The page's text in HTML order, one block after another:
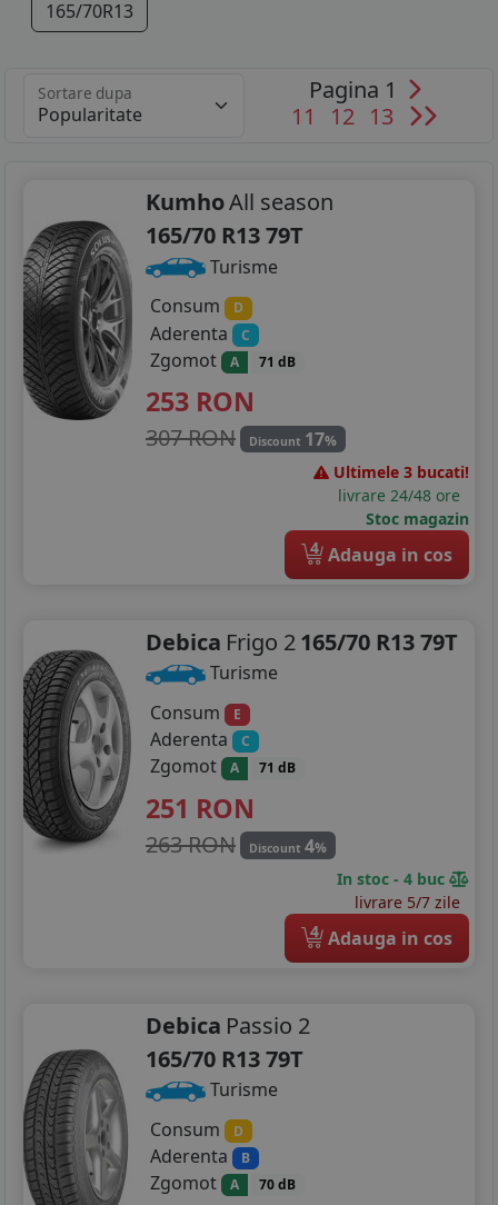
165/70R13
Sortare dupa
Pagina 1
11
12 13
KumhoAll season
165/70 R13 79T
Turisme
Consum
D
Aderenta C
Zgomot A 71 dB
253 RON
307 RON Discount 17%
Ultimele 3 bucati!
livrare 24/48 ore
Stoc magazin
4 Adauga in cos
Debica Frigo 2165/70 R13 79T
Turisme
Consum
E
Aderenta C
Zgomot A 71 dB
251 RON
263 RON Discount 4%
In stoc - 4 buc
livrare 5/7 zile
4 Adauga in cos
Debica Passio 2
165/70 R13 79T
Turisme
Consum
D
Aderenta B
Zgomot A 70 dB